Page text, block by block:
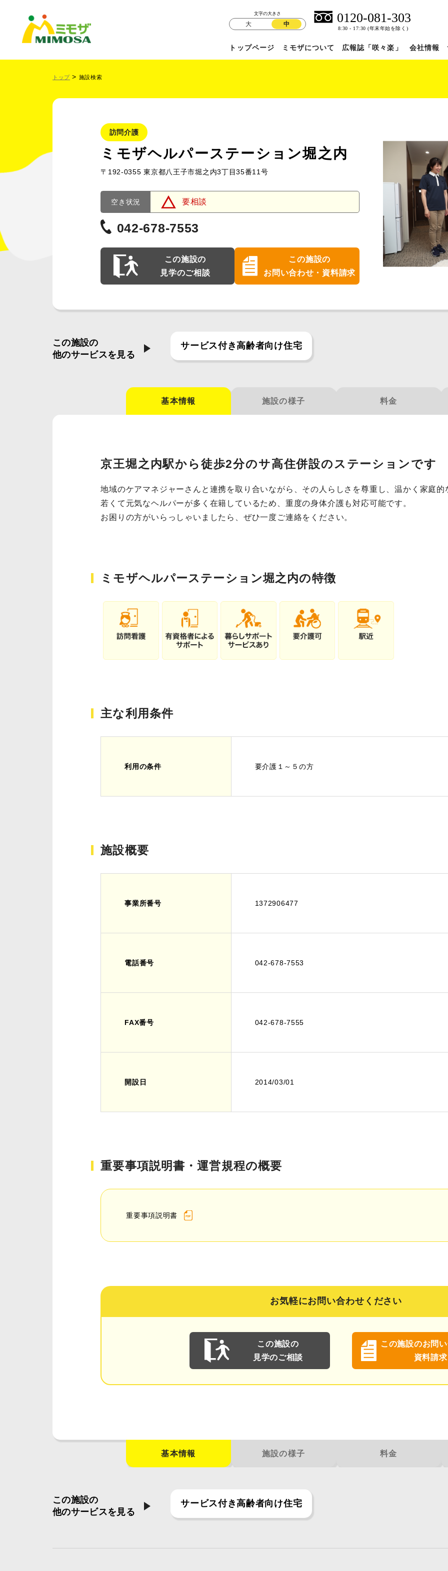
文字の大きさ
大 中
トップページ ミモザについて 広報誌「咲々楽」 会社情報
トップ 施設検索
訪問介護
ミモザヘルパーステーション堀之内
〒192-0355 東京都八王子市堀之内3丁目35番11号
空き状況 要相談
042-678-7553
この施設の
見学のご相談
この施設の
お問い合わせ・資料請求
この施設の
他のサービスを見る
サービス付き高齢者向け住宅
基本情報 施設の様子 料金
京王堀之内駅から徒歩2分のサ高住併設のステーションです
地域のケアマネジャーさんと連携を取り合いながら、その人らしさを尊重し、温かく家庭
若くて元気なヘルパーが多く在籍しているため、重度の身体介護も対応可能です。
お困りの方がいらっしゃいましたら、ぜひ一度ご連絡をください。
ミモザヘルパーステーション堀之内の特徴
主な利用条件
利用の条件 要介護１～５の方
施設概要
事業所番号 1372906477
電話番号 042-678-7553
FAX番号 042-678-7555
開設日 2014/03/01
重要事項説明書・運営規程の概要
重要事項説明書
お気軽にお問い合わせください
この施設の
見学のご相談
この施設のお問
資料請求
基本情報 施設の様子 料金
この施設の
他のサービスを見る
サービス付き高齢者向け住宅